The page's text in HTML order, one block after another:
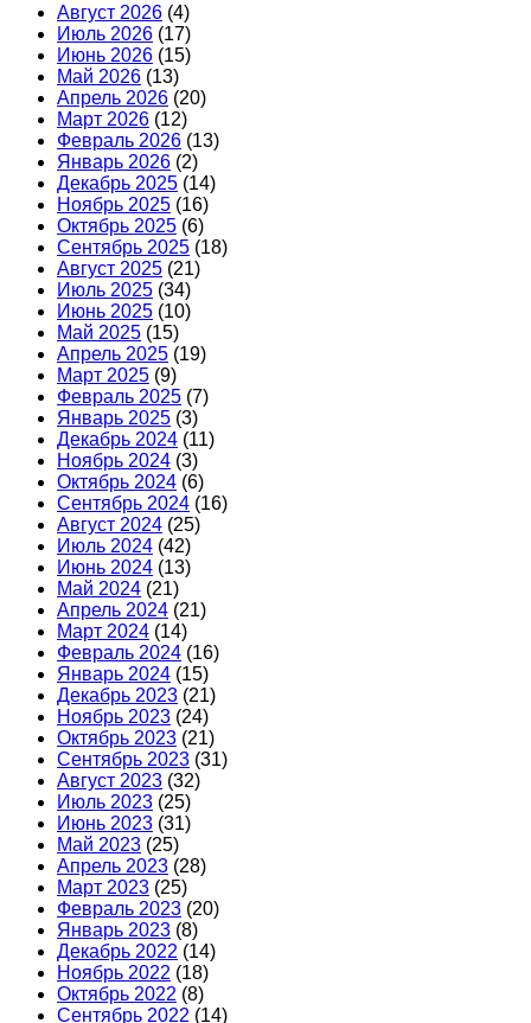
Август 2026 (4)
Июль 2026 (17)
Июнь 2026 (15)
Май 2026 (13)
Апрель 2026 (20)
Март 2026 (12)
Февраль 2026 (13)
Январь 2026 (2)
Декабрь 2025 (14)
Ноябрь 2025 (16)
Октябрь 2025 (6)
Сентябрь 2025 (18)
Август 2025 (21)
Июль 2025 (34)
Июнь 2025 (10)
Май 2025 (15)
Апрель 2025 (19)
Март 2025 (9)
Февраль 2025 (7)
Январь 2025 (3)
Декабрь 2024 (11)
Ноябрь 2024 (3)
Октябрь 2024 (6)
Сентябрь 2024 (16)
Август 2024 (25)
Июль 2024 (42)
Июнь 2024 (13)
Май 2024 (21)
Апрель 2024 (21)
Март 2024 (14)
Февраль 2024 (16)
Январь 2024 (15)
Декабрь 2023 (21)
Ноябрь 2023 (24)
Октябрь 2023 (21)
Сентябрь 2023 (31)
Август 2023 (32)
Июль 2023 (25)
Июнь 2023 (31)
Май 2023 (25)
Апрель 2023 (28)
Март 2023 (25)
Февраль 2023 (20)
Январь 2023 (8)
Декабрь 2022 (14)
Ноябрь 2022 (18)
Октябрь 2022 (8)
Сентябрь 2022 (14)